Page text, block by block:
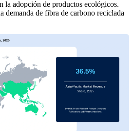
la adopción de productos ecológicos.
demanda de fibra de carbono reciclada